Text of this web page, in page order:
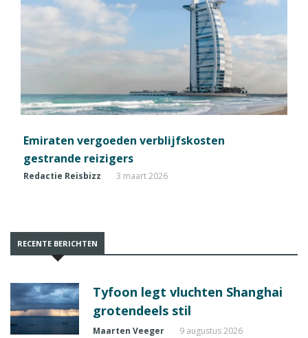
Emiraten vergoeden verblijfskosten
gestrande reizigers
Redactie Reisbizz 3 maart 2026
RECENTE BERICHTEN
Tyfoon legt vluchten Shanghai
grotendeels stil
Maarten Veeger 9 augustus 2026